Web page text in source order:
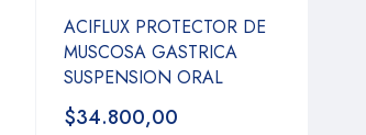
ACIFLUX PROTECTOR DE
MUSCOSA GASTRICA
SUSPENSION ORAL
$34.800,00